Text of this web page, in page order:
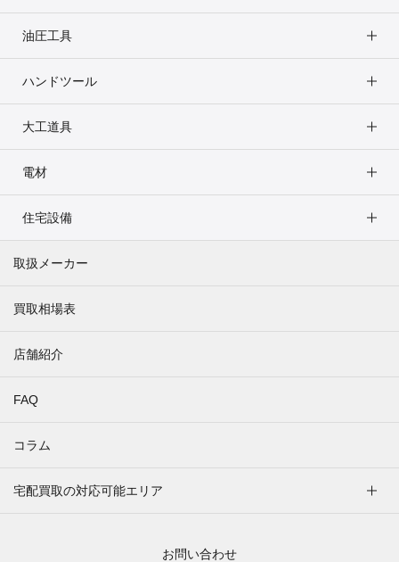
油圧工具
ハンドツール
大工道具
電材
住宅設備
取扱メーカー
買取相場表
店舗紹介
FAQ
コラム
宅配買取の対応可能エリア
お問い合わせ